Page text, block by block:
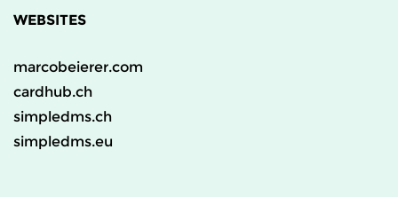
WEBSITES
marcobeierer.com
cardhub.ch
simpledms.ch
simpledms.eu